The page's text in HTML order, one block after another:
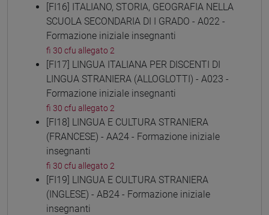
[FI16] ITALIANO, STORIA, GEOGRAFIA NELLA
SCUOLA SECONDARIA DI I GRADO - A022 -
Formazione iniziale insegnanti
fi 30 cfu allegato 2
[FI17] LINGUA ITALIANA PER DISCENTI DI
LINGUA STRANIERA (ALLOGLOTTI) - A023 -
Formazione iniziale insegnanti
fi 30 cfu allegato 2
[FI18] LINGUA E CULTURA STRANIERA
(FRANCESE) - AA24 - Formazione iniziale
insegnanti
fi 30 cfu allegato 2
[FI19] LINGUA E CULTURA STRANIERA
(INGLESE) - AB24 - Formazione iniziale
insegnanti